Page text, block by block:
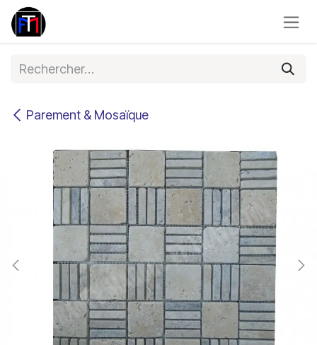
Se rendre au contenu
Parement & Mosaïque